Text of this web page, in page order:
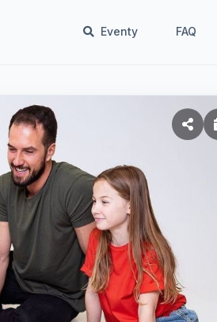
Eventy FAQ